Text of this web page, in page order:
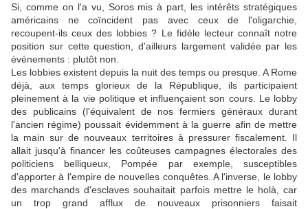
Si, comme on l'a vu, Soros mis à part, les intérêts stratégiques
américains ne coïncident pas avec ceux de l'oligarchie,
recoupent-ils ceux des lobbies ? Le fidèle lecteur connaît notre
position sur cette question, d'ailleurs largement validée par les
événements : plutôt non.
Les lobbies existent depuis la nuit des temps ou presque. A Rome
déjà, aux temps glorieux de la République, ils participaient
pleinement à la vie politique et influençaient son cours. Le lobby
des publicains (l'équivalent de nos fermiers généraux durant
l'ancien régime) poussait évidemment à la guerre afin de mettre
la main sur de nouveaux territoires à pressurer fiscalement. Il
allait jusqu'à financer les coûteuses campagnes électorales des
politiciens belliqueux, Pompée par exemple, susceptibles
d'apporter à l'empire de nouvelles conquêtes. A l'inverse, le lobby
des marchands d'esclaves souhaitait parfois mettre le holà, car
un trop grand afflux de nouveaux prisonniers faisait